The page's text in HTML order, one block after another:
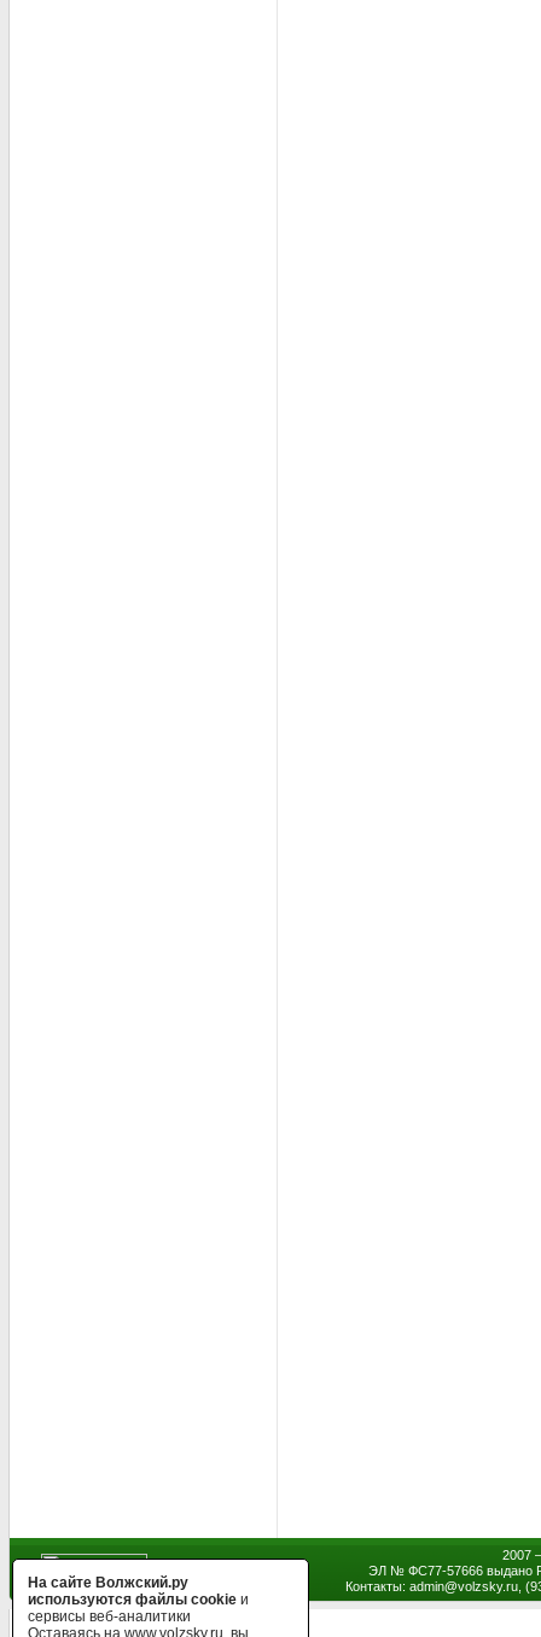
2007
ЭЛ № ФС77-57666 выдано
Контакты: admin@volzsky.ru,
На сайте Волжский.ру
используются файлы cookie и
сервисы веб-аналитики
Оставаясь на www.volzsky.ru, вы